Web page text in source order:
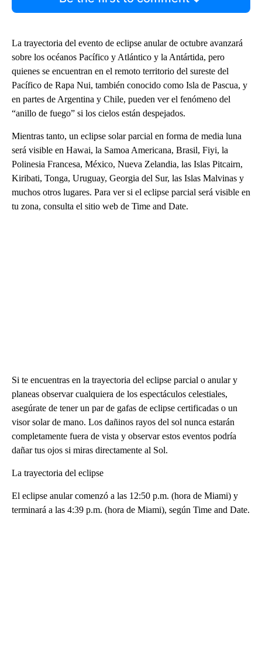
La trayectoria del evento de eclipse anular de octubre avanzará
sobre los océanos Pacífico y Atlántico y la Antártida, pero
quienes se encuentran en el remoto territorio del sureste del
Pacífico de Rapa Nui, también conocido como Isla de Pascua, y
en partes de Argentina y Chile, pueden ver el fenómeno del
“anillo de fuego” si los cielos están despejados.
Mientras tanto, un eclipse solar parcial en forma de media luna
será visible en Hawai, la Samoa Americana, Brasil, Fiyi, la
Polinesia Francesa, México, Nueva Zelandia, las Islas Pitcairn,
Kiribati, Tonga, Uruguay, Georgia del Sur, las Islas Malvinas y
muchos otros lugares. Para ver si el eclipse parcial será visible en
tu zona, consulta el sitio web de Time and Date.
Si te encuentras en la trayectoria del eclipse parcial o anular y
planeas observar cualquiera de los espectáculos celestiales,
asegúrate de tener un par de gafas de eclipse certificadas o un
visor solar de mano. Los dañinos rayos del sol nunca estarán
completamente fuera de vista y observar estos eventos podría
dañar tus ojos si miras directamente al Sol.
La trayectoria del eclipse
El eclipse anular comenzó a las 12:50 p.m. (hora de Miami) y
terminará a las 4:39 p.m. (hora de Miami), según Time and Date.